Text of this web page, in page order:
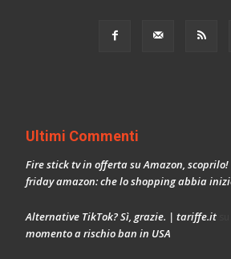
Ultimi Commenti
Fire stick tv in offerta su Amazon,
friday amazon: che lo shopping abbia
Alternative TikTok? Sì, grazie. | tariffe.it
momento a rischio ban in USA